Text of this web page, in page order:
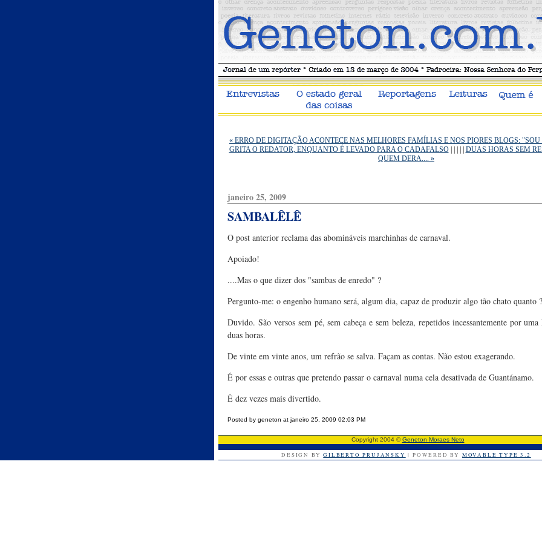
« ERRO DE DIGITAÇÃO ACONTECE NAS MELHORES FAMÍLIAS E NOS PIORES BLOGS:
GRITA O REDATOR, ENQUANTO É LEVADO PARA O CADAFALSO| | | | | DUAS HORAS SEM
QUEM DERA.... »
janeiro 25, 2009
SAMBALÊLÊ
O post anterior reclama das abomináveis marchinhas de carnaval.
Apoiado!
....Mas o que dizer dos "sambas de enredo" ?
Pergunto-me: o engenho humano será, algum dia, capaz de produzir algo tão chato quanto ?
Duvido. São versos sem pé, sem cabeça e sem beleza, repetidos incessantemente por
duas horas.
De vinte em vinte anos, um refrão se salva. Façam as contas. Não estou exagerando.
É por essas e outras que pretendo passar o carnaval numa cela desativada de Guantánamo.
É dez vezes mais divertido.
Posted by geneton at janeiro 25, 2009 02:03 PM
Copyright 2004 ©Geneton Moraes Neto
DESIGN BYGILBERTO PRUJANSKY | POWERED BY MOVABLE TYPE 3.2